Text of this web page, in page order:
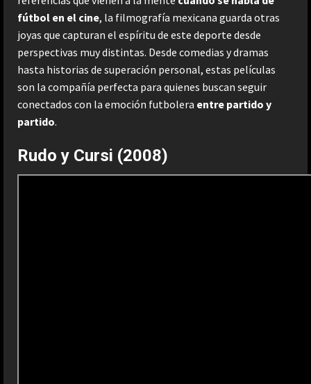
fútbol en el cine, la filmografía mexicana guarda otras
joyas que capturan el espíritu de este deporte desde
perspectivas muy distintas. Desde comedias y dramas
hasta historias de superación personal, estas películas
son la compañía perfecta para quienes buscan seguir
conectados con la emoción futbolera entre partido y
partido.
Rudo y Cursi (2008)